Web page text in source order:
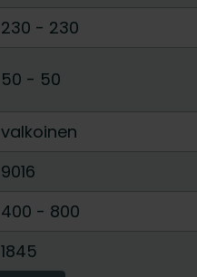
230 - 230
50 - 50
valkoinen
9016
400 - 800
1845